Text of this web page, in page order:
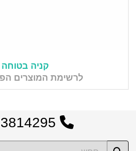
קניה בטוחה
לרשימת המוצרים